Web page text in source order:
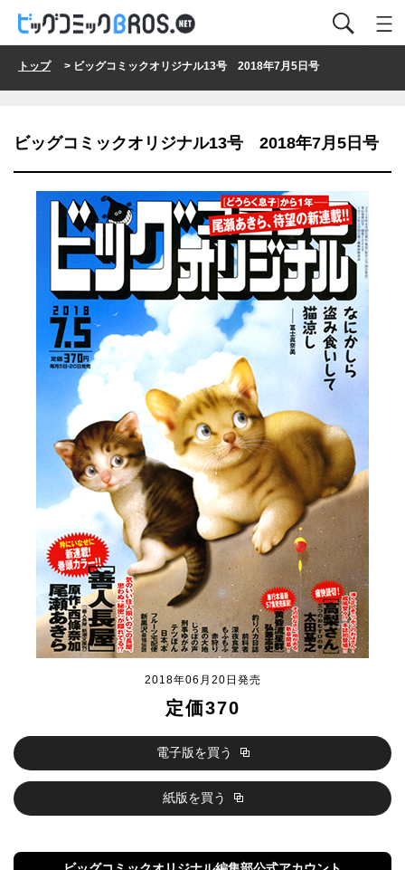
トップ> ビッグコミックオリジナル13号 2018年7月5日号
ビッグコミックオリジナル13号 2018年7月5日号
2018年06月20日発売
定価370
電子版を買う
紙版を買う